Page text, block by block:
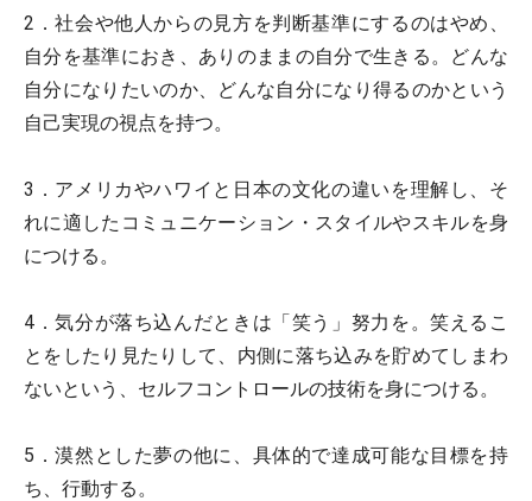
2．社会や他人からの見方を判断基準にするのはやめ、
自分を基準におき、ありのままの自分で生きる。どんな
自分になりたいのか、どんな自分になり得るのかという
自己実現の視点を持つ。
3．アメリカやハワイと日本の文化の違いを理解し、そ
れに適したコミュニケーション・スタイルやスキルを身
につける。
4．気分が落ち込んだときは「笑う」努力を。笑えるこ
とをしたり見たりして、内側に落ち込みを貯めてしまわ
ないという、セルフコントロールの技術を身につける。
5．漠然とした夢の他に、具体的で達成可能な目標を持
ち、行動する。